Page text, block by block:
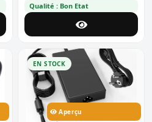
Qualité : Bon Etat
EN STOCK
Aperçu